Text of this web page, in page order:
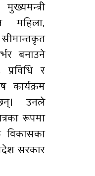
महिला,
बनाउने
र
उनले
रूपमा
विकासका
सरकार